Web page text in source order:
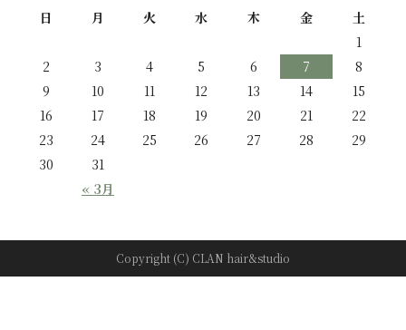
日
月 火 水 木 金 土
« 3月
1
2
3 4 5 6 7
8
9
10 11 12 13 14
15
16
17 18 19 20 21
22
23
24 25 26 27 28
29
30
31
Copyright (C) CLAN hair&studio